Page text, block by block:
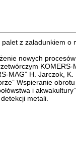
z załadunkiem o
nowych
MAG” H. Jarczok,
Wspieranie
i
metali.